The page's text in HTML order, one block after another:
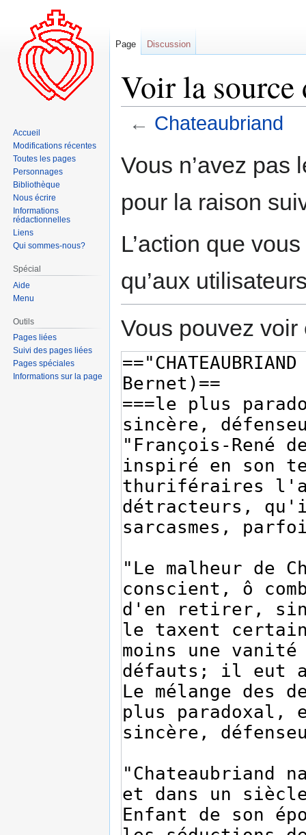
Voir la source
← Chateaubriand
à
navigation
à
recherche
Vous n’avez pas
pour la raison
L’action que
qu’aux
Vous pouvez
Page Discussion
Accueil
Modifications récentes
Toutes les pages
Personnages
Bibliothèque
Nous écrire
Informations
rédactionnelles
Liens
Qui sommes-nous?
Spécial
Aide
Menu
Outils
Pages liées
Suivi des pages liées
Pages spéciales
Informations sur la page